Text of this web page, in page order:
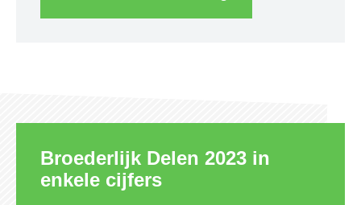
Broederlijk Delen 2023 in
enkele cijfers